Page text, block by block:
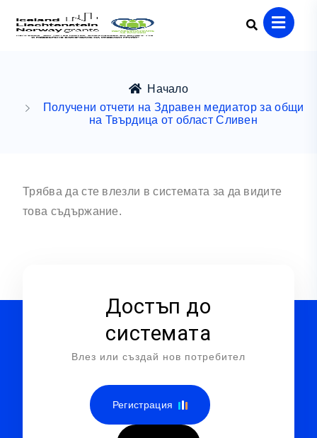
Начало
Получени отчети на Здравен медиатор за общи
на Твърдица от област Сливен
Трябва да сте влезли в системата за да видите
това съдържание.
Достъп до
системата
Влез или създай нов потребител
Регистрация